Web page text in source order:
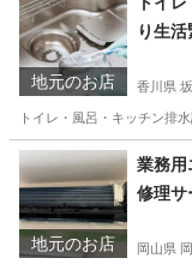
市川市 市川駅 ト
地元のお店
り生
香川県
トイレ・風呂・キッチン排
香川 丸亀市 坂出駅
地元のお店
業務用
修理サ
岡山県